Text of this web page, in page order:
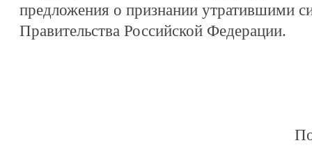
предложения о признании утратившими
Правительства Российской Федерации.